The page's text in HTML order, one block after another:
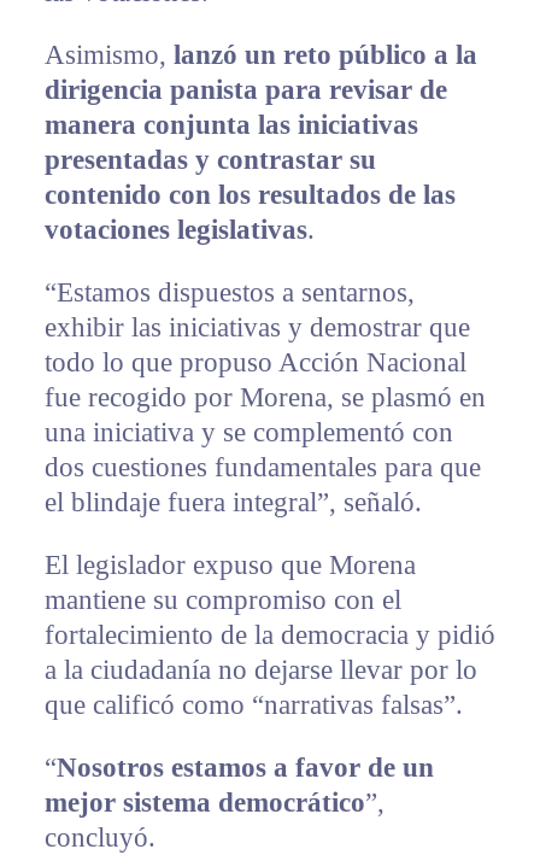
Asimismo, lanzó un reto público a la
dirigencia panista para revisar de
manera conjunta las iniciativas
presentadas y contrastar su
contenido con los resultados de las
votaciones legislativas.
“Estamos dispuestos a sentarnos,
exhibir las iniciativas y demostrar que
todo lo que propuso Acción Nacional
fue recogido por Morena, se plasmó en
una iniciativa y se complementó con
dos cuestiones fundamentales para que
el blindaje fuera integral”, señaló.
El legislador expuso que Morena
mantiene su compromiso con el
fortalecimiento de la democracia y pidió
a la ciudadanía no dejarse llevar por lo
que calificó como “narrativas falsas”.
“Nosotros estamos a favor de un
mejor sistema democrático”,
concluyó.